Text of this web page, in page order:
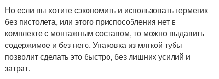
Но если вы хотите сэкономить и использовать герметик
без пистолета, или этого приспособления нет в
комплекте с монтажным составом, то можно выдавить
содержимое и без него. Упаковка из мягкой тубы
позволит сделать это быстро, без лишних усилий и
затрат.